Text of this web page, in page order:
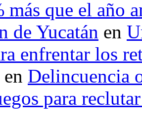
más que el año
de Yucatán en
enfrentar los
en Delincuencia
para